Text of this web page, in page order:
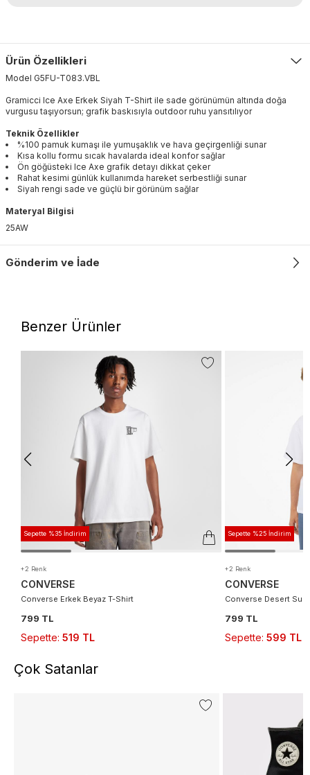
Ürün Özellikleri
Model G5FU-T083.VBL
Gramicci Ice Axe Erkek Siyah T-Shirt ile sade görünümün altında doğa
vurgusu taşıyorsun; grafik baskısıyla outdoor ruhu yansıtılıyor
Teknik Özellikler
%100 pamuk kumaşı ile yumuşaklık ve hava geçirgenliği sunar
Kısa kollu formu sıcak havalarda ideal konfor sağlar
Ön göğüsteki Ice Axe grafik detayı dikkat çeker
Rahat kesimi günlük kullanımda hareket serbestliği sunar
Siyah rengi sade ve güçlü bir görünüm sağlar
Materyal Bilgisi
25AW
Gönderim ve İade
Benzer Ürünler
Sepette %35 İndirim
+2 Renk
CONVERSE
Converse Erkek Beyaz T-Shirt
799 TL
Sepette: 519 TL
Sepette %25 İndirim
+2 Renk
CONVERSE
Converse Desert
799 TL
Sepette: 599 TL
Çok Satanlar